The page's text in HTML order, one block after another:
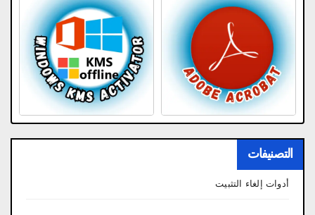
التصنيفات
أدوات إلغاء التثبيت